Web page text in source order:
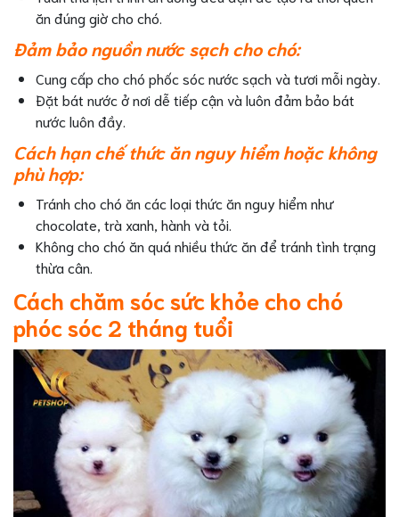
ăn đúng giờ cho chó.
Đảm bảo nguồn nước sạch cho chó:
Cung cấp cho chó phốc sóc nước sạch và tươi mỗi ngày.
Đặt bát nước ở nơi dễ tiếp cận và luôn đảm bảo bát
nước luôn đầy.
Cách hạn chế thức ăn nguy hiểm hoặc không
phù hợp:
Tránh cho chó ăn các loại thức ăn nguy hiểm như
chocolate, trà xanh, hành và tỏi.
Không cho chó ăn quá nhiều thức ăn để tránh tình trạng
thừa cân.
Cách chăm sóc sức khỏe cho chó
phóc sóc 2 tháng tuổi